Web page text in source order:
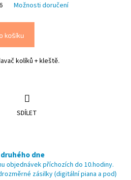
Možnosti doručení
košíku
kolíků + kleště.
SDÍLET
dne
objednávek příchozích do 10.hodiny.
zásilky (digitální piana a pod)